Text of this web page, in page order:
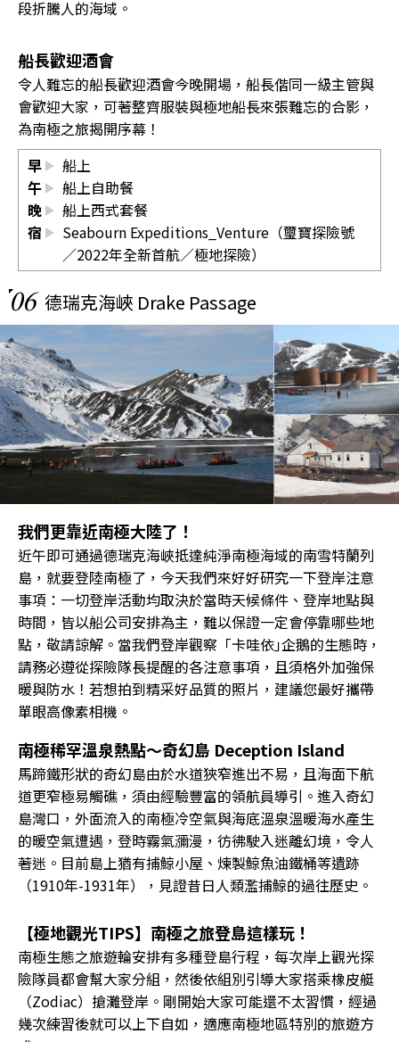
段折騰人的海域。
船長歡迎酒會
令人難忘的船長歡迎酒會今晚開場，船長偕同一級主管與
會歡迎大家，可著整齊服裝與極地船長來張難忘的合影，
為南極之旅揭開序幕！
早
船上
午
船上自助餐
晚
船上西式套餐
宿
Seabourn Expeditions_Venture（璽寶探險號
／2022年全新首航／極地探險）
06 德瑞克海峽 Drake Passage
我們更靠近南極大陸了！
近午即可通過德瑞克海峽抵達純淨南極海域的南雪特蘭列
島，就要登陸南極了，今天我們來好好研究一下登岸注意
事項：一切登岸活動均取決於當時天候條件、登岸地點與
時間，皆以船公司安排為主，難以保證一定會停靠哪些地
點，敬請諒解。當我們登岸觀察「卡哇依｣企鵝的生態時，
請務必遵從探險隊長提醒的各注意事項，且須格外加強保
暖與防水！若想拍到精采好品質的照片，建議您最好攜帶
單眼高像素相機。
南極稀罕溫泉熱點〜奇幻島 Deception Island
馬蹄鐵形狀的奇幻島由於水道狹窄進出不易，且海面下航
道更窄極易觸礁，須由經驗豐富的領航員導引。進入奇幻
島灣口，外面流入的南極冷空氣與海底溫泉溫暖海水產生
的暖空氣遭遇，登時霧氣瀰漫，彷彿駛入迷離幻境，令人
著迷。目前島上猶有捕鯨小屋、煉製鯨魚油鐵桶等遺跡
（1910年-1931年），見證昔日人類濫捕鯨的過往歷史。
【極地觀光TIPS】南極之旅登島這樣玩！
南極生態之旅遊輪安排有多種登島行程，每次岸上觀光探
險隊員都會幫大家分組，然後依組別引導大家搭乘橡皮艇
（Zodiac）搶灘登岸。剛開始大家可能還不太習慣，經過
幾次練習後就可以上下自如，適應南極地區特別的旅遊方